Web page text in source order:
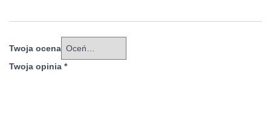
Twoja ocena
Twoja opinia *